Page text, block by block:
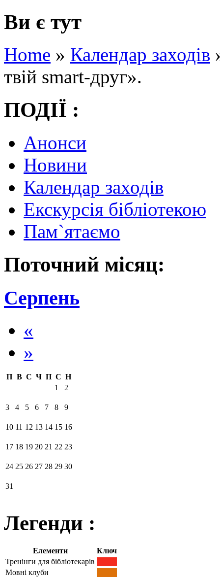
Ви є тут
Home » Календар заходів
твій smart-друг».
ПОДІЇ :
Анонси
Новини
Календар заходів
Екскурсія бібліотекою
Пам`ятаємо
Поточний місяц:
Серпень
«
»
П В С Ч П С Н
1
2
3 4 5 6 7 8 9
10 11 12 13 14 15 16
17 18 19 20 21 22 23
24 25 26 27 28 29 30
31
Легенди :
Елементи
Ключ
Тренінги для бібліотекарів
Мовні клуби